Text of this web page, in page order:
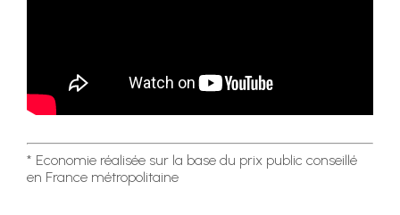
* Economie réalisée sur la base du prix public conseillé
en France métropolitaine